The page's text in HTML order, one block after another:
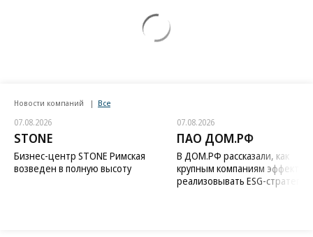
Новости компаний Все
07.08.2026
STONE
Бизнес-центр STONE Римская
возведен в полную высоту
07.08.2026
ПАО ДОМ.РФ
В ДОМ.РФ рассказали, как
крупным компаниям
реализовывать ESG-стратегию